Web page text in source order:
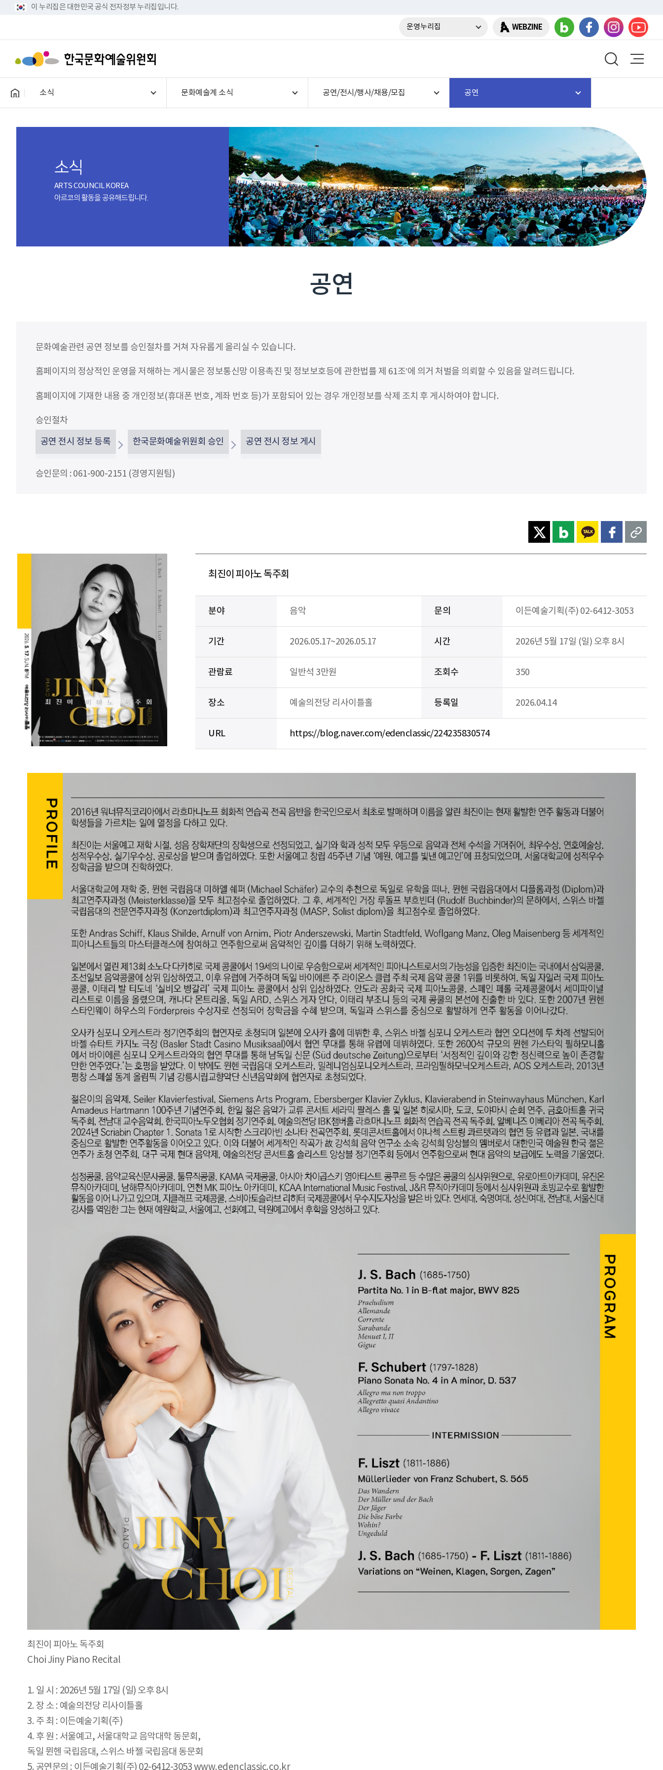
이 누리집은 대한민국 공식 전자정부 누리집입니다.
운영누리집 WEBZINE
소식 문화예술계 소식 공연/전시/행사/채용/모집 공연
소식
ARTS COUNCIL KOREA
아르코의 활동을 공유해드립니다.
공연
문화예술관련 공연 정보를 승인절차를 거쳐 자유롭게 올리실 수 있습니다.
홈페이지의 정상적인 운영을 저해하는 게시물은 정보통신망 이용촉진 및 정보보호등에 관한법률 제 61조’에 의거 처벌을 의뢰할 수 있음을 알려드립니다.
홈페이지에 기재한 내용 중 개인정보(휴대폰 번호, 계좌 번호 등)가 포함되어 있는 경우 개인정보를 삭제 조치 후 게시하여야 합니다.
승인절차
공연 전시 정보 등록 한국문화예술위원회 승인 공연 전시 정보 게시
승인문의 : 061-900-2151 (경영지원팀)
최진이 피아노 독주회
분야 음악 문의 이든예술기획(주) 02-6412-3053
기간 2026.05.17~2026.05.17 시간 2026년 5월 17일 (일) 오후 8시
관람료 일반석 3만원 조회수 350
장소 예술의전당 리사이틀홀 등록일 2026.04.14
URL https://blog.naver.com/edenclassic/224235830574
최진이 피아노 독주회
Choi Jiny Piano Recital
1. 일 시 : 2026년 5월 17일 (일) 오후 8시
2. 장 소 : 예술의전당 리사이틀홀
3. 주 최 : 이든예술기획(주)
4. 후 원 : 서울예고, 서울대학교 음악대학 동문회,
독일 뮌헨 국립음대, 스위스 바젤 국립음대 동문회
5. 공연문의 : 이든예술기획(주) 02-6412-3053 www.edenclassic.co.kr